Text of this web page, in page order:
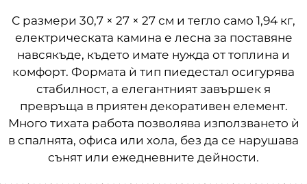
С размери 30,7 × 27 × 27 см и тегло само 1,94 кг,
електрическата камина е лесна за поставяне
навсякъде, където имате нужда от топлина и
комфорт. Формата ѝ тип пиедестал осигурява
стабилност, а елегантният завършек я
превръща в приятен декоративен елемент.
Много тихата работа позволява използването ѝ
в спалнята, офиса или хола, без да се нарушава
сънят или ежедневните дейности.